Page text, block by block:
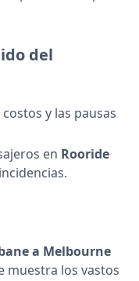
del
y las pausas
en Rooride
a Melbourne
muestra los vastos